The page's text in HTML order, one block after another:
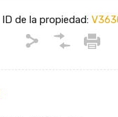
ID de la propiedad: